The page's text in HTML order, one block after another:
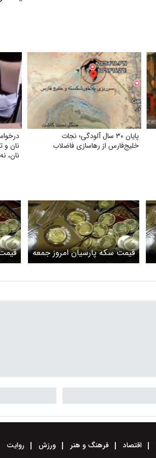
پایان ۳۰ سال آلودگی؛ نجات
خلیج‌فارس از رهاسازی فاضلاب
نان و
نان،
قیمت سکه پارسیان امروز جمعه
۵ اردیبهشت ۱۴۰۴ + جدول
۲۹ فروردین ۱۴۰۴
اقتصاد فرهنگ و هنر ورزش روایت